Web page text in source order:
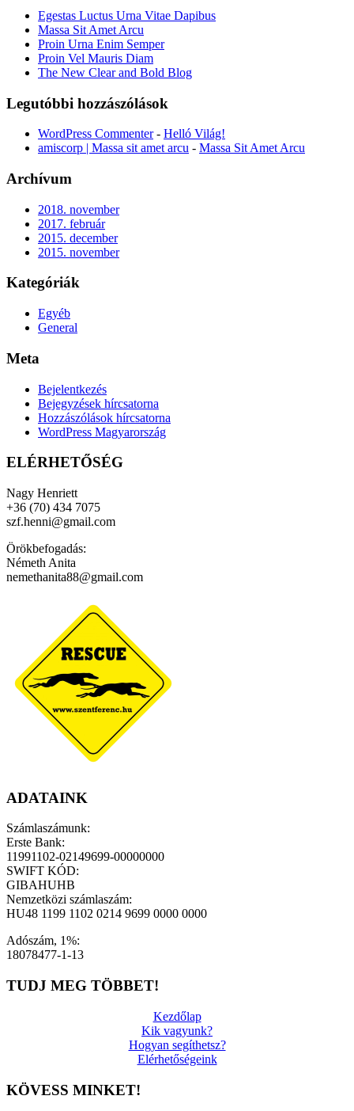
Egestas Luctus Urna Vitae Dapibus
Massa Sit Amet Arcu
Proin Urna Enim Semper
Proin Vel Mauris Diam
The New Clear and Bold Blog
Legutóbbi hozzászólások
WordPress Commenter- Helló Világ!
amiscorp | Massa sit amet arcu - Massa Sit Amet Arcu
Archívum
2018. november
2017. február
2015. december
2015. november
Kategóriák
Egyéb
General
Meta
Bejelentkezés
Bejegyzések hírcsatorna
Hozzászólások hírcsatorna
WordPress Magyarország
ELÉRHETŐSÉG
Nagy Henriett
+36 (70) 434 7075
szf.henni@gmail.com
Örökbefogadás:
Németh Anita
nemethanita88@gmail.com
ADATAINK
Számlaszámunk:
Erste Bank:
11991102-02149699-00000000
SWIFT KÓD:
GIBAHUHB
Nemzetközi számlaszám:
HU48 1199 1102 0214 9699 0000 0000
Adószám, 1%:
18078477-1-13
TUDJ MEG TÖBBET!
Kezdőlap
Kik vagyunk?
Hogyan segíthetsz?
Elérhetőségeink
KÖVESS MINKET!